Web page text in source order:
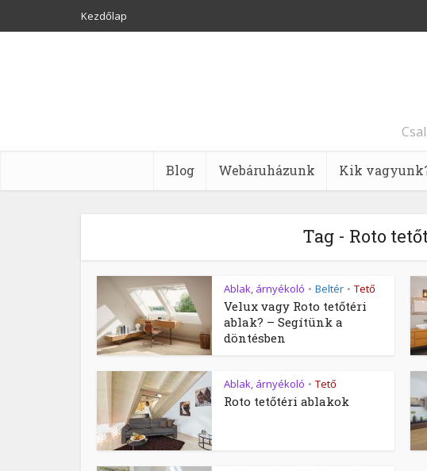
Kezdőlap
Blog Webáruházunk Kik
Tag - Roto
Ablak, árnyékoló • Beltér • Tető
Velux vagy Roto tetőtéri
ablak? – Segítünk a
döntésben
Ablak, árnyékoló • Tető
Roto tetőtéri ablakok